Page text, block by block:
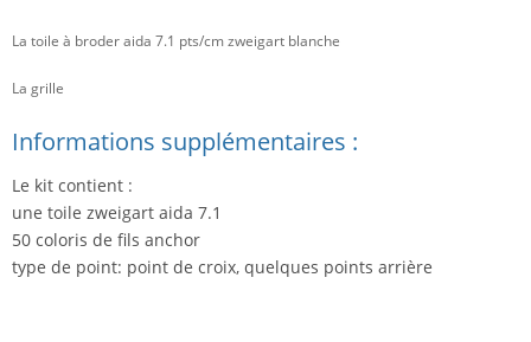
La toile à broder aida 7.1 pts/cm zweigart blanche
La grille
Informations supplémentaires :
Le kit contient :
une toile zweigart aida 7.1
50 coloris de fils anchor
type de point: point de croix, quelques points arrière